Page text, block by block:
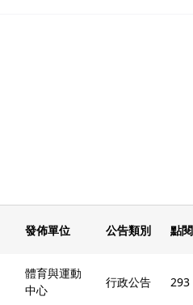
發佈單位 公告類別 點
體育與運動
中心
行政公告 293